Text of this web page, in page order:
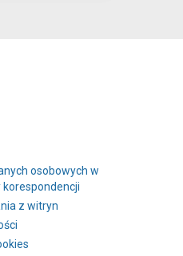
osobowych w
z witryn